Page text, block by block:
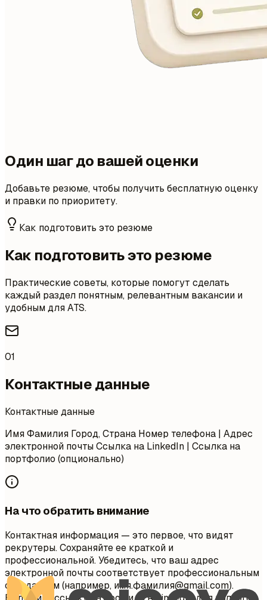
Один шаг до вашей оценки
Добавьте резюме, чтобы получить бесплатную оценку
и правки по приоритету.
Как подготовить это резюме
Как подготовить это резюме
Практические советы, которые помогут сделать
каждый раздел понятным, релевантным вакансии и
удобным для ATS.
01
Контактные данные
Контактные данные
Имя Фамилия Город, Страна Номер телефона | Адрес
электронной почты Ссылка на LinkedIn | Ссылка на
портфолио (опционально)
На что обратить внимание
Контактная информация — это первое, что видят
рекрутеры. Сохраняйте ее краткой и
профессиональной. Убедитесь, что ваш адрес
электронной почты соответствует профессиональным
стандартам (например, имя.фамилия@gmail.com).